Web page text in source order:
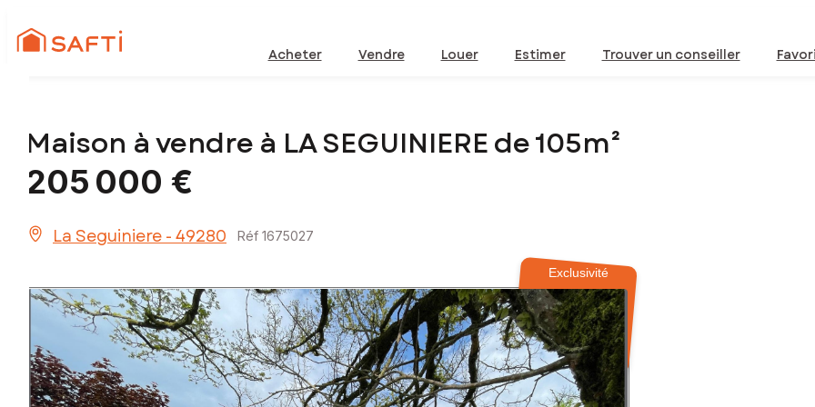
Acheter Vendre Louer Estimer Trouver un conseiller
Maison à vendre à LA SEGUINIERE de 105m²
205 000 €
La Seguiniere - 49280 Réf 1675027
Exclusivité